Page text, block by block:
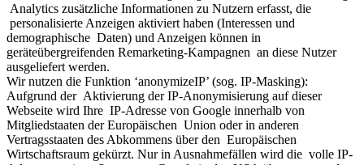
Analytics zusätzliche Informationen zu Nutzern erfasst, die
personalisierte Anzeigen aktiviert haben (Interessen und
demographische Daten) und Anzeigen können in
geräteübergreifenden Remarketing-Kampagnen an diese Nutzer
ausgeliefert werden.
Wir nutzen die Funktion ‘anonymizeIP’ (sog. IP-Masking):
Aufgrund der Aktivierung der IP-Anonymisierung auf dieser
Webseite wird Ihre IP-Adresse von Google innerhalb von
Mitgliedstaaten der Europäischen Union oder in anderen
Vertragsstaaten des Abkommens über den Europäischen
Wirtschaftsraum gekürzt. Nur in Ausnahmefällen wird die volle IP-